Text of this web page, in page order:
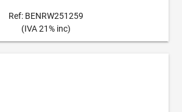
Ref: BENRW251259
(IVA 21% inc)